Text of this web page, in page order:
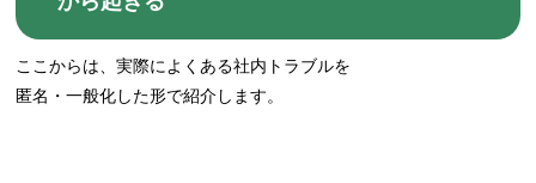
ここからは、実際によくある社内トラブルを
匿名・一般化した形で紹介します。